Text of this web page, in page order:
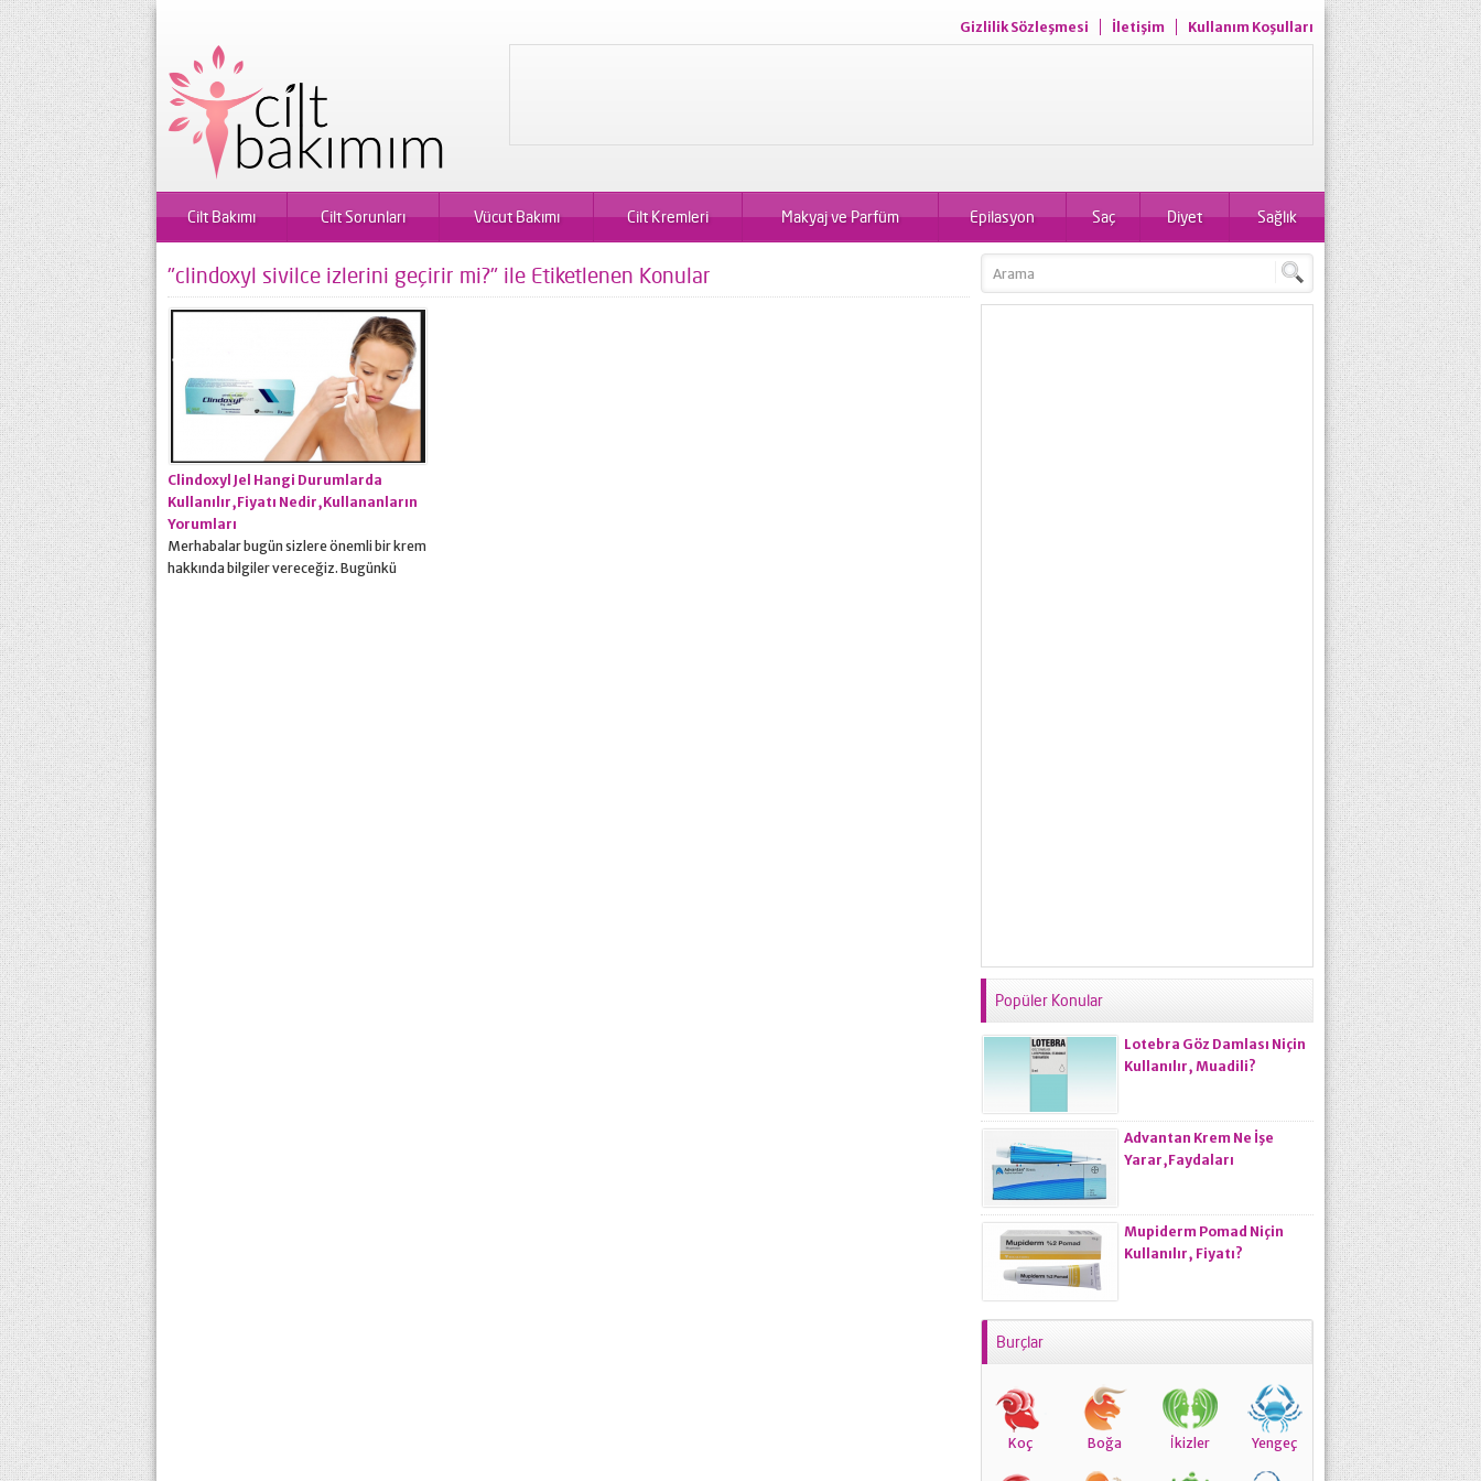
Gizlilik Sözleşmesi İletişim Kullanım Koşulları
Cilt Bakımı Cilt Sorunları Vücut Bakımı Cilt Kremleri Makyaj ve Parfüm Epilasyon Saç Diyet Sağlık
"clindoxyl sivilce izlerini geçirir mi?" ile Etiketlenen Konular
Clindoxyl Jel Hangi Durumlarda
Kullanılır,Fiyatı Nedir,Kullananların
Yorumları
Merhabalar bugün sizlere önemli bir krem
hakkında bilgiler vereceğiz. Bugünkü
Popüler Konular
Lotebra Göz Damlası Niçin
Kullanılır, Muadili?
Advantan Krem Ne İşe
Yarar,Faydaları
Mupiderm Pomad Niçin
Kullanılır, Fiyatı?
Burçlar
Koç Boğa İkizler Yengeç